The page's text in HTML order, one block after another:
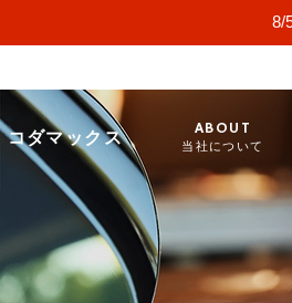
8/
コダマックス
ABOUT
当社について